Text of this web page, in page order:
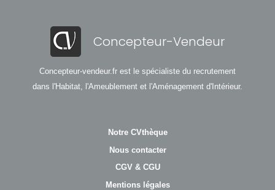
Concepteur-Vendeur
Concepteur-vendeur.fr est le spécialiste du recrutement
dans l'Habitat, l'Ameublement et l'Aménagement d'Intérieur.
Notre CVthèque
Nous contacter
CGV & CGU
Mentions légales